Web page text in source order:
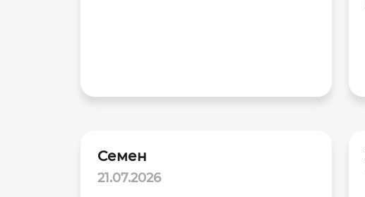
Семен
21.07.2026